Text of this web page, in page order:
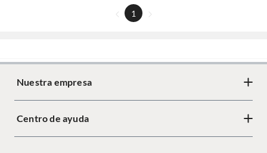
1
Nuestra empresa
Centro de ayuda